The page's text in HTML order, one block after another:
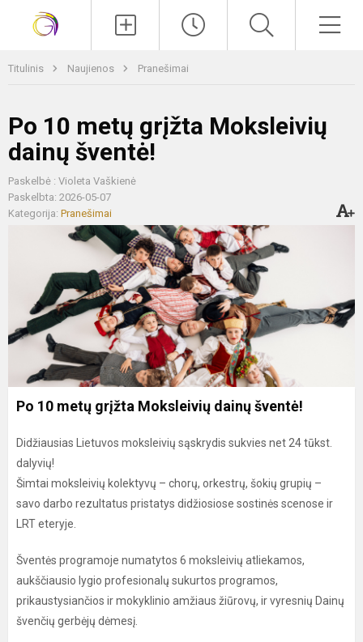
Titulinis Naujienos Pranešimai
Po 10 metų grįžta Moksleivių
dainų šventė!
Paskelbė : Violeta Vaškienė
Paskelbta: 2026-05-07
Kategorija: Pranešimai
Po 10 metų grįžta Moksleivių dainų šventė!
Didžiausias Lietuvos moksleivių sąskrydis sukvies net 24 tūkst.
dalyvių!
Šimtai moksleivių kolektyvų – chorų, orkestrų, šokių grupių –
savo darbo rezultatus pristatys didžiosiose sostinės scenose ir
LRT eteryje.
Šventės programoje numatytos 6 moksleivių atliekamos,
aukščiausio lygio profesionalų sukurtos programos,
prikaustysiančios ir mokyklinio amžiaus žiūrovų, ir vyresnių Dainų
švenčių gerbėjų dėmesį.